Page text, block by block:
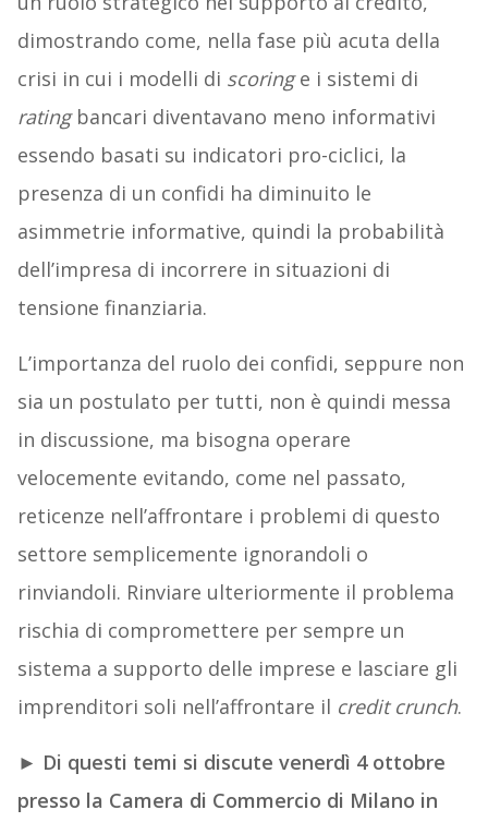
dimostrando come, nella fase più acuta della
crisi in cui i modelli di scoringe i sistemi di
ratingbancari diventavano meno informativi
essendo basati su indicatori pro-ciclici, la
presenza di un confidi ha diminuito le
asimmetrie informative, quindi la probabilità
dell’impresa di incorrere in situazioni di
tensione finanziaria.
L’importanza del ruolo dei confidi, seppure non
sia un postulato per tutti, non è quindi messa
in discussione, ma bisogna operare
velocemente evitando, come nel passato,
reticenze nell’affrontare i problemi di questo
settore semplicemente ignorandoli o
rinviandoli. Rinviare ulteriormente il problema
rischia di compromettere per sempre un
sistema a supporto delle imprese e lasciare gli
imprenditori soli nell’affrontare il credit crunch.
► Di questi temi si discute venerdì 4 ottobre
presso la Camera di Commercio di Milano in